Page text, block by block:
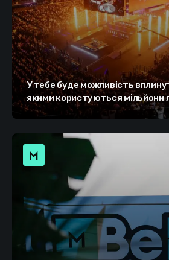
У тебе буде можливість
якими користуються мільйони